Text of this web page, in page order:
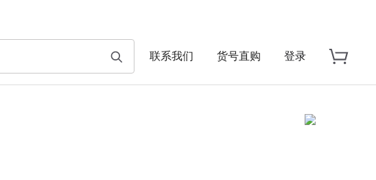
联系我们 货号直购 登录